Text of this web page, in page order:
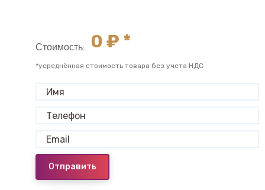
Стоимость: 0 ₽ *
*усреднённая стоимость товара без учета НДС
Отправить